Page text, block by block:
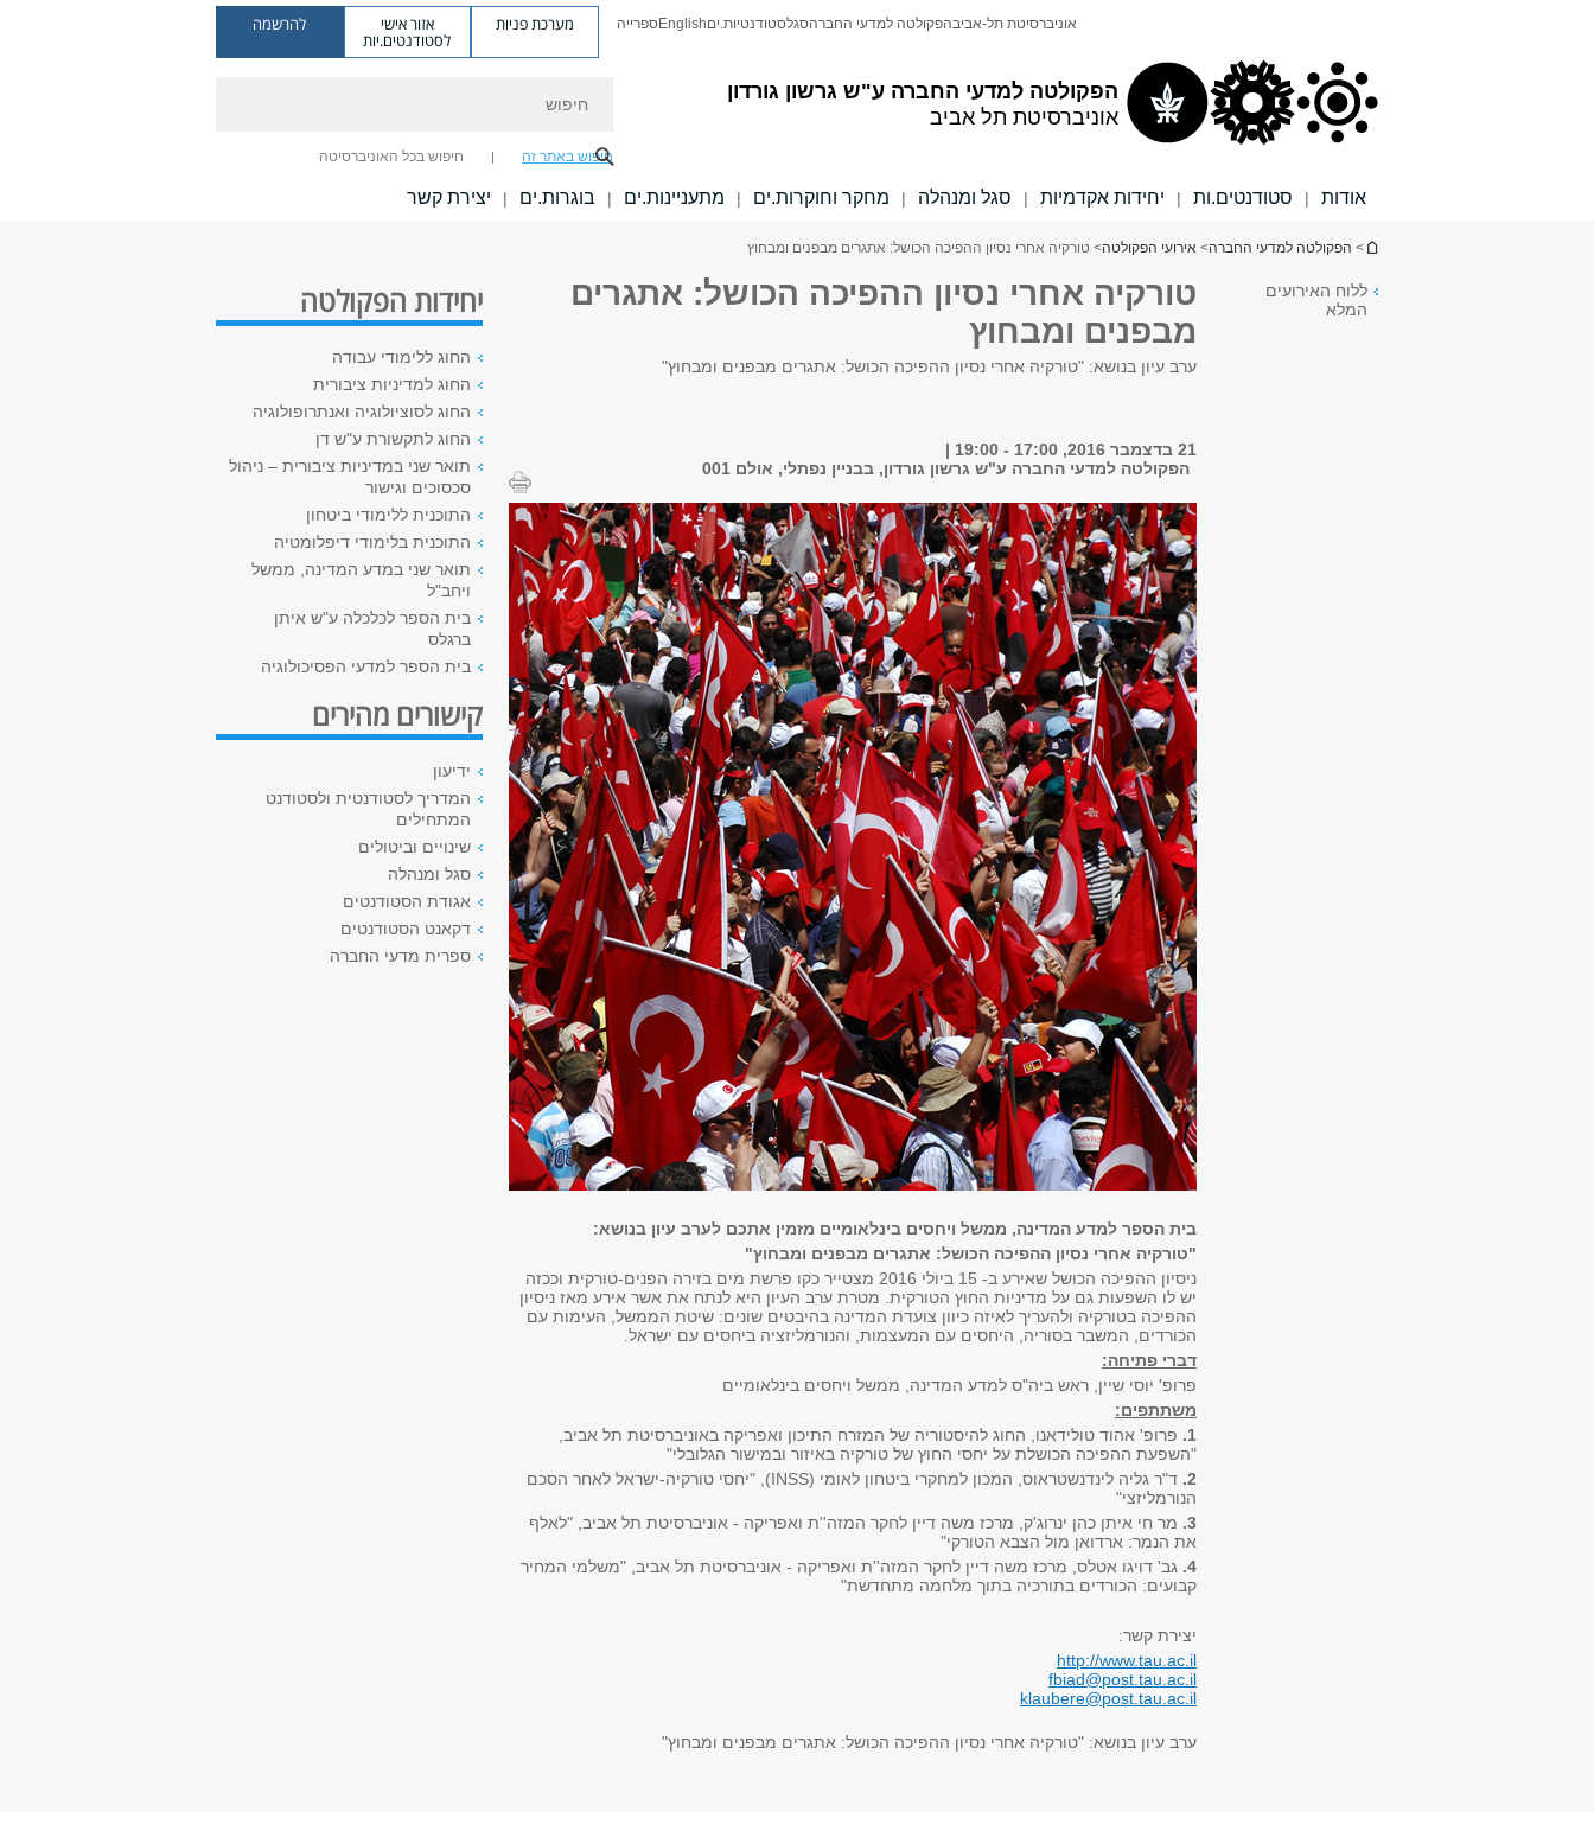
הפקולטה למדעי החברה ע"ש גרשון גורדון
אוניברסיטת תל אביב
אוניברסיטת תל-אביבהפקולטה למדעי החברהסגלסטודנטיות.יםEnglishספרייה מערכת פניות אזור אישי
לסטודנטים.יות
להרשמה
חיפוש באתר זה חיפוש בכל האוניברסיטה
אודות | סטודנטים.ות | יחידות אקדמיות | סגל ומנהלה | מחקר וחוקרות.ים | מתעניינות.ים | בוגרות.ים | יצירת קשר
הינך נמצא כאן
> הפקולטה למדעי החברה> אירועי הפקולטה> טורקיה אחרי נסיון ההפיכה הכושל: אתגרים מבפנים ומבחוץ
ללוח האירועים
המלא
טורקיה אחרי נסיון ההפיכה הכושל: אתגרים
מבפנים ומבחוץ
ערב עיון בנושא: "טורקיה אחרי נסיון ההפיכה הכושל: אתגרים מבפנים ומבחוץ"
21 בדצמבר 2016, 17:00 - 19:00
הפקולטה למדעי החברה ע"ש גרשון גורדון, בבניין נפתלי, אולם 001
בית הספר למדע המדינה, ממשל ויחסים בינלאומיים מזמין אתכם לערב עיון בנושא:
"טורקיה אחרי נסיון ההפיכה הכושל: אתגרים מבפנים ומבחוץ"
ניסיון ההפיכה הכושל שאירע ב- 15 ביולי 2016 מצטייר כקו פרשת מים בזירה הפנים-טורקית וככזה
יש לו השפעות גם על מדיניות החוץ הטורקית. מטרת ערב העיון היא לנתח את אשר אירע מאז ניסיון
ההפיכה בטורקיה ולהעריך לאיזה כיוון צועדת המדינה בהיבטים שונים: שיטת הממשל, העימות עם
הכורדים, המשבר בסוריה, היחסים עם המעצמות, והנורמליזציה ביחסים עם ישראל.
דברי פתיחה:
פרופ' יוסי שיין, ראש ביה"ס למדע המדינה, ממשל ויחסים בינלאומיים
משתתפים:
1.
פרופ' אהוד טולידאנו, החוג להיסטוריה של המזרח התיכון ואפריקה באוניברסיטת תל אביב,
"השפעת ההפיכה הכושלת על יחסי החוץ של טורקיה באיזור ובמישור הגלובלי"
2.
ד"ר גליה לינדנשטראוס, המכון למחקרי ביטחון לאומי (INSS), "יחסי טורקיה-ישראל לאחר הסכם
הנורמליזצי"
3. מר חי איתן כהן ינרוג'ק, מרכז משה דיין לחקר המזה''ת ואפריקה - אוניברסיטת תל אביב, "לאלף
את הנמר: ארדואן מול הצבא הטורקי"
4. גב' דויגו אטלס, מרכז משה דיין לחקר המזה''ת ואפריקה - אוניברסיטת תל אביב, "משלמי המחיר
קבועים: הכורדים בתורכיה בתוך מלחמה מתחדשת"
יצירת קשר:
http://www.tau.ac.il
fbiad@post.tau.ac.il
klaubere@post.tau.ac.il
ערב עיון בנושא: "טורקיה אחרי נסיון ההפיכה הכושל: אתגרים מבפנים ומבחוץ"
יחידות הפקולטה
החוג ללימודי עבודה
החוג למדיניות ציבורית
החוג לסוציולוגיה ואנתרופולוגיה
החוג לתקשורת ע"ש דן
תואר שני במדיניות ציבורית – ניהול
סכסוכים וגישור
התוכנית ללימודי ביטחון
התוכנית בלימודי דיפלומטיה
תואר שני במדע המדינה, ממשל
ויחב"ל
בית הספר לכלכלה ע"ש איתן
ברגלס
בית הספר למדעי הפסיכולוגיה
קישורים מהירים
ידיעון
המדריך לסטודנטית ולסטודנט
המתחילים
שינויים וביטולים
סגל ומנהלה
אגודת הסטודנטים
דקאנט הסטודנטים
ספרית מדעי החברה